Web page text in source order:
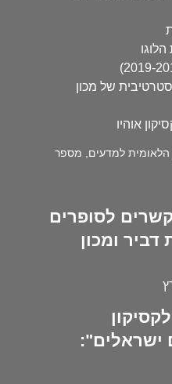
של מכון
אוהיו
הלאומית למדעים, מספר
לסופרים
ומכון
ישראלים":